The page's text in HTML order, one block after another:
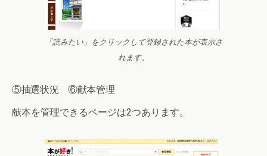
「読みたい」をクリックして登録された本が表示さ
れます。
⑤抽選状況 ⑥献本管理
献本を管理できるページは2つあります。